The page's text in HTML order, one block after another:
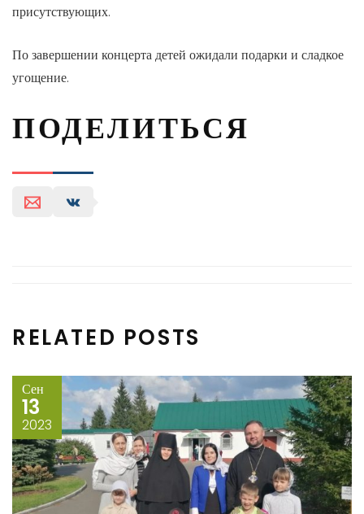
присутствующих.
По завершении концерта детей ожидали подарки и сладкое
угощение.
ПОДЕЛИТЬСЯ
RELATED POSTS
Сен
13
2023